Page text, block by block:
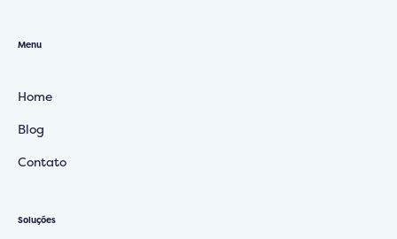
Menu
Home
Blog
Contato
Soluções